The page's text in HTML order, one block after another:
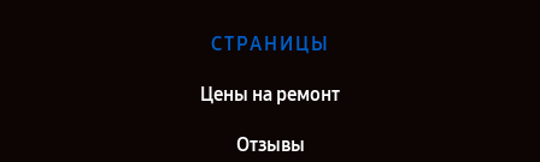
СТРАНИЦЫ
Цены на ремонт
Отзывы